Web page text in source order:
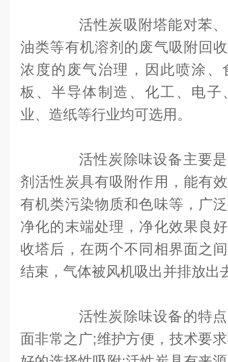
活性炭吸附塔能对苯、
油类等有机溶剂的废气吸附回
浓度的废气治理，因此喷涂、
板、半导体制造、化工、电子
业、造纸等行业均可选用。
活性炭除味设备主要是
剂活性炭具有吸附作用，能有
有机类污染物质和色味等，广
净化的末端处理，净化效果良
收塔后，在两个不同相界面之
结束，气体被风机吸出并排放出
活性炭除味设备的特点
面非常之广;维护方便，技术要